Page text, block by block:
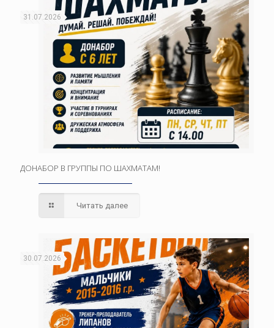
31.07.2026
ДОНАБОР В ГРУППЫ ПО ШАХМАТАМ!
Читать далее
30.07.2026